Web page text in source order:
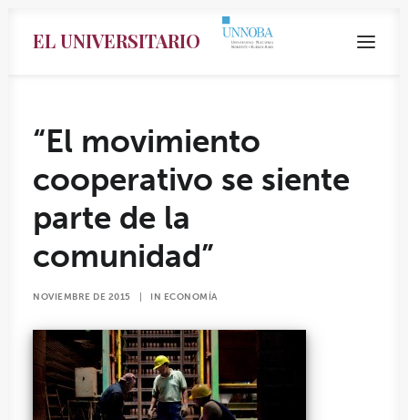
EL UNIVERSITARIO
Search
“El movimiento
cooperativo se siente
parte de la
comunidad”
NOVIEMBRE DE 2015 IN ECONOMÍA